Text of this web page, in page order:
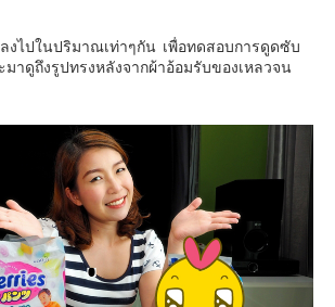
เซโกวีน่า
ะรอบๆ
ยวโต
ซางะ เปปปุ ยุฟุอิน นางาซากิ
งไปในปริมาณเท่าๆกัน เพื่อทดสอบการดูดซับ
มาดูถึงรูปทรงหลังจากผ้าอ้อมรับของเหลวจน